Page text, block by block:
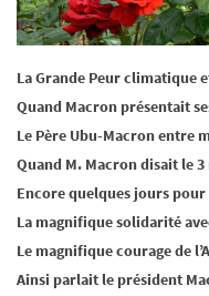
La Grande Peur climatique
Quand Macron présentait
Le Père Ubu-Macron entre
Quand M. Macron disait le 3
Encore quelques jours
La magnifique solidarité
Le magnifique courage de
Ainsi parlait le président